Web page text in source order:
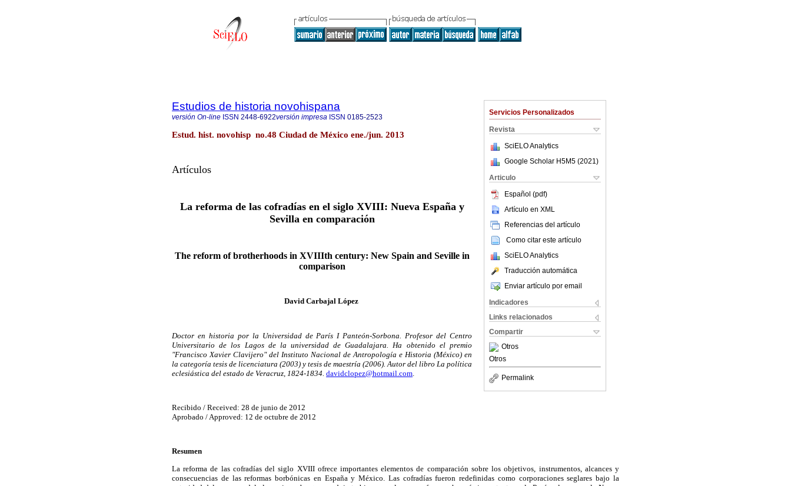
Servicios Personalizados
Revista
SciELO Analytics
Google Scholar H5M5 (2021 )
Articulo
Español (pdf)
Artículo en XML
Referencias del artículo
Como citar este artículo
SciELO Analytics
Traducción automática
Enviar artículo por email
Indicadores
Links relacionados
Compartir
Otros
Otros
Permalink
Estudios de historia novohispana
versión On-line ISSN 2448-6922versión impresa ISSN 0185-2523
Estud. hist. novohisp no.48 Ciudad de México ene./jun. 2013
Artículos
La reforma de las cofradías en el siglo XVIII: Nueva España y
Sevilla en comparación
The reform of brotherhoods in XVIIIth century: New Spain and Seville in
comparison
David Carbajal López
Doctor en historia por la Universidad de París I Panteón-Sorbona. Profesor del Centro
Universitario de los Lagos de la universidad de Guadalajara. Ha obtenido el premio
"Francisco Xavier Clavijero" del Instituto Nacional de Antropología e Historia (México) en
la categoría tesis de licenciatura (2003) y tesis de maestría (2006). Autor del libro La política
eclesiástica del estado de Veracruz, 1824-1834. davidclopez@hotmail.com
Recibido / Received: 28 de junio de 2012
Aprobado / Approved: 12 de octubre de 2012
Resumen
La reforma de las cofradías del siglo XVIII ofrece importantes elementos de comparación sobre los objetivos, instrumentos, alcances y
consecuencias de las reformas borbónicas en España y México. Las cofradías fueron redefinidas como corporaciones seglares bajo la